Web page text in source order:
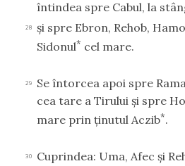
întindea spre Cabul, la
28
şi spre Ebron, Rehob,
Sidonul* cel mare.
29
Se întorcea apoi spre
cea tare a Tirului şi spre
mare prin ţinutul Aczib*.
30
Cuprindea: Uma, Afec şi